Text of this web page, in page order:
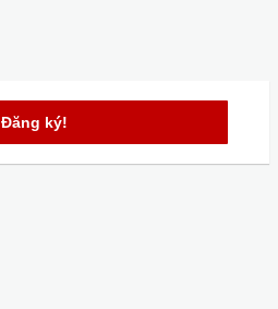
Đăng ký!